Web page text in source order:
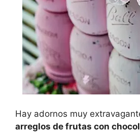
Hay adornos muy
arreglos de frutas con